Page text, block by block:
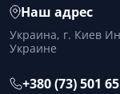
Наш адрес
Украина, г. Киев
Украине
+380 (73) 501